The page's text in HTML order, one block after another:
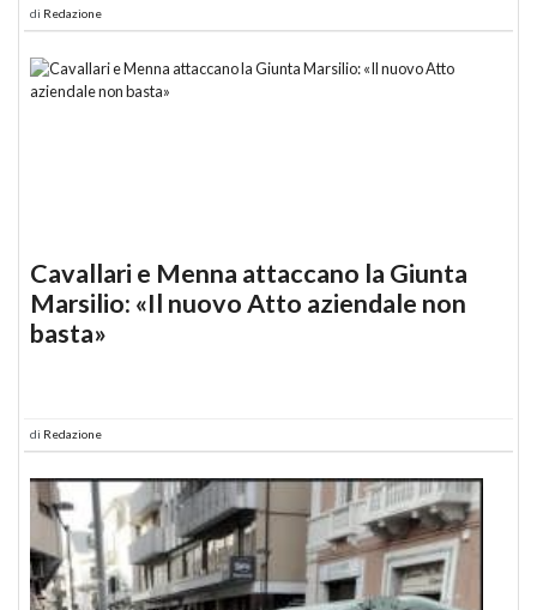
di Redazione
Cavallari e Menna attaccano la Giunta
Marsilio: «Il nuovo Atto aziendale non
basta»
di Redazione